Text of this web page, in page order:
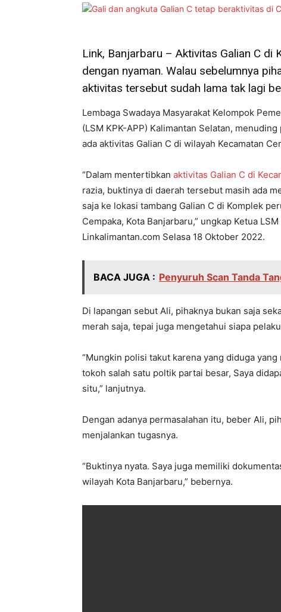
Link, Banjarbaru – Aktivitas Galian C di
dengan nyaman. Walau sebelumnya
aktivitas tersebut sudah lama tak lagi
Lembaga Swadaya Masyarakat Kelompok
(LSM KPK-APP) Kalimantan Selatan,
ada aktivitas Galian C di wilayah Kecamatan
“Dalam mentertibkan aktivitas Galian C di
razia, buktinya di daerah tersebut masih ada
saja ke lokasi tambang Galian C di Komplek
Cempaka, Kota Banjarbaru,” ungkap Ketua
Linkalimantan.com Selasa 18 Oktober 2022.
BACA JUGA : Penyuruh Scan Tanda
Di lapangan sebut Ali, pihaknya bukan saja
merah saja, tepai juga mengetahui siapa
“Mungkin polisi takut karena yang diduga
tokoh salah satu poltik partai besar, Saya
situ,” lanjutnya.
Dengan adanya permasalahan itu, beber Ali,
menjalankan tugasnya.
“Buktinya nyata. Saya juga memiliki
wilayah Kota Banjarbaru,” bebernya.